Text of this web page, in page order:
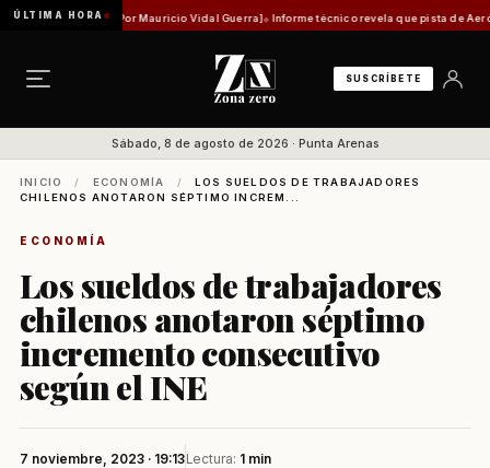
ÚLTIMA HORA
histórica [Por Mauricio Vidal Guerra] Informe técnico revela que pista de
SUSCRÍBETE
Sábado, 8 de agosto de 2026 · Punta Arenas
INICIO / ECONOMÍA /
LOS SUELDOS DE TRABAJADORES
CHILENOS ANOTARON SÉPTIMO INCREM...
ECONOMÍA
Los sueldos de trabajadores
chilenos anotaron séptimo
incremento consecutivo
según el INE
7 noviembre, 2023 · 19:13Lectura: 1 min